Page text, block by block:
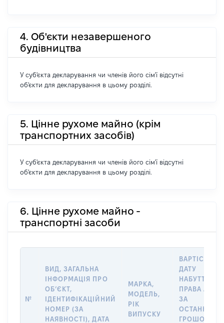
4. Об'єкти незавершеного
будівництва
У суб'єкта декларування чи членів його сім'ї відсутні
об'єкти для декларування в цьому розділі.
5. Цінне рухоме майно (крім
транспортних засобів)
У суб'єкта декларування чи членів його сім'ї відсутні
об'єкти для декларування в цьому розділі.
6. Цінне рухоме майно -
транспортні засоби
№
ВИД, ЗАГАЛЬНА
ІНФОРМАЦІЯ ПРО
ОБʼЄКТ,
ІДЕНТИФІКАЦІЙНИЙ
НОМЕР (ЗА
НАЯВНОСТІ), ДАТА
МАРКА,
МОДЕЛЬ,
РІК
ВИПУСКУ
ВАРТІСТЬ НА
ДАТУ
НАБУТТЯ
ПРАВА АБО
ЗА
ГРОШОВОЮ